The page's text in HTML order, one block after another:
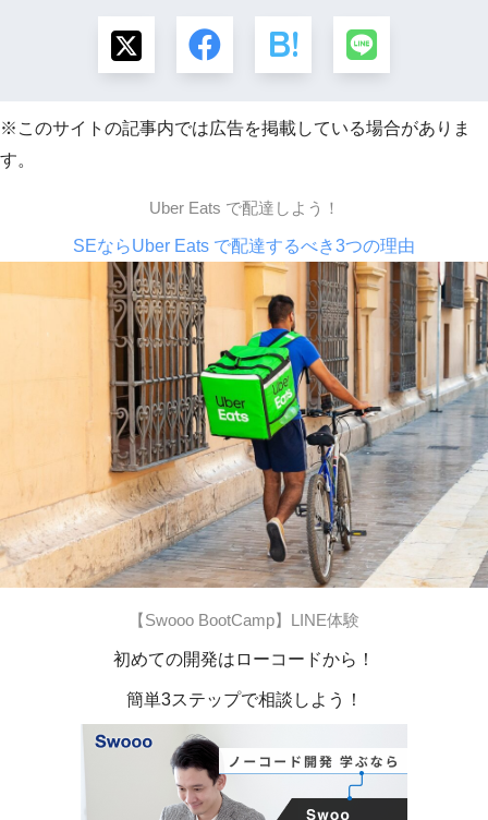
※このサイトの記事内では広告を掲載している場合がありま
す。
Uber Eats で配達しよう！
SEならUber Eats で配達するべき3つの理由
【Swooo BootCamp】LINE体験
初めての開発はローコードから！
簡単3ステップで相談しよう！